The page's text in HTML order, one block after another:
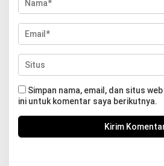
Simpan nama, email, dan situs
ini untuk komentar saya berikutnya.